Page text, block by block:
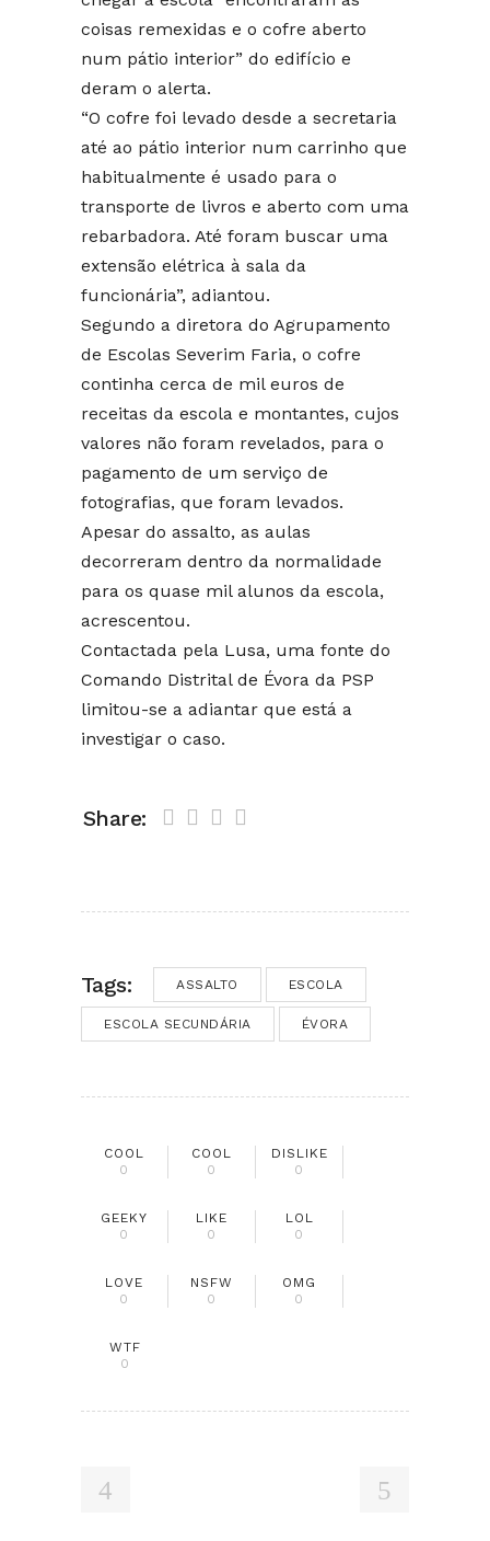
coisas remexidas e o cofre aberto
num pátio interior” do edifício e
deram o alerta.
“O cofre foi levado desde a secretaria
até ao pátio interior num carrinho que
habitualmente é usado para o
transporte de livros e aberto com uma
rebarbadora. Até foram buscar uma
extensão elétrica à sala da
funcionária”, adiantou.
Segundo a diretora do Agrupamento
de Escolas Severim Faria, o cofre
continha cerca de mil euros de
receitas da escola e montantes, cujos
valores não foram revelados, para o
pagamento de um serviço de
fotografias, que foram levados.
Apesar do assalto, as aulas
decorreram dentro da normalidade
para os quase mil alunos da escola,
acrescentou.
Contactada pela Lusa, uma fonte do
Comando Distrital de Évora da PSP
limitou-se a adiantar que está a
investigar o caso.
Share:
Tags: ASSALTO ESCOLA
ESCOLA SECUNDÁRIA ÉVORA
COOL
0
COOL
0
DISLIKE
0
GEEKY
0
LIKE
0
LOL
0
LOVE
0
NSFW
0
OMG
0
WTF
0